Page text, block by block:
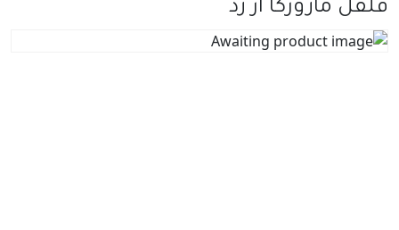
فلفل مازوركا ار زد